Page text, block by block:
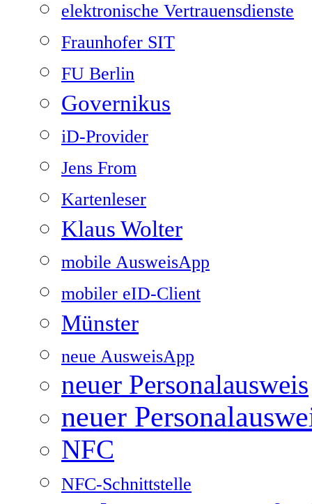
elektronische Vertrauensdienste
Fraunhofer SIT
FU Berlin
Governikus
iD-Provider
Jens From
Kartenleser
Klaus Wolter
mobile AusweisApp
mobiler eID-Client
Münster
neue AusweisApp
neuer Personalausweis
neuer
NFC
NFC-Schnittstelle